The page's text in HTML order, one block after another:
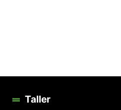
Taller